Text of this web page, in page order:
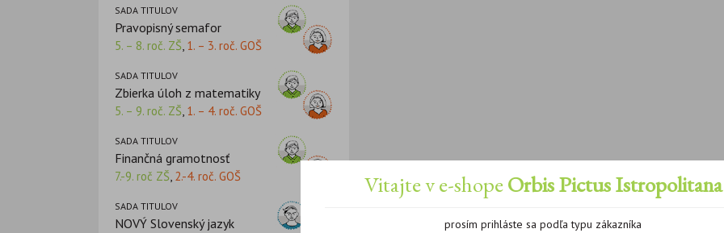
Vitajte v e-shopeOrbis Pictus Istropolitana
prosím prihláste sa podľa typu zákazníka
SADA TITULOV
Pravopisný semafor
5. – 8. roč. ZŠ,1. – 3. roč. GOŠ
SADA TITULOV
Zbierka úloh z matematiky
5. – 9. roč. ZŠ, 1. – 4. roč. GOŠ
SADA TITULOV
Finančná gramotnosť
7.-9. roč ZŠ, 2.-4. roč. GOŠ
SADA TITULOV
NOVÝ Slovenský jazyk